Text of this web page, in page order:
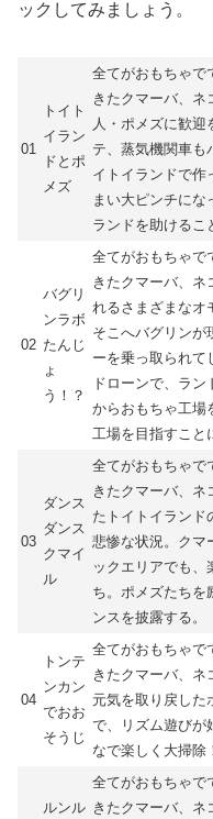
ックしてみましょう。
01
トイト
イラン
ドとポ
メズ
全てがおもちゃで
きたクマーバ、ネ
人・ポメズに歓迎
テ、蒸気機関車も
イトイランドで作
まい大ピンチにな
ランドを助けるこ
02
バグリ
ンラボ
たんじ
ょ
う！？
全てがおもちゃで
きたクマーバ、ネ
れるさまざまなオ
そこへバグリンが
ーを乗っ取られて
ドローンで、ラ
からおもちゃ工場
工場を目指すこと
03
ダンス
ダンス
クマイ
ル
全てがおもちゃで
きたクマーバ、ネ
たトイトイランド
悲惨な状況。クマ
ックエリアでも、
ち。ポメズたちを
ンスを披露する。
04
トンテ
ンカン
でおお
そうじ
全てがおもちゃで
きたクマーバ、ネ
元気を取り戻した
で、リズム遊びが
なで楽しく大掃除
ルンル
全てがおもちゃで
きたクマーバ、ネ